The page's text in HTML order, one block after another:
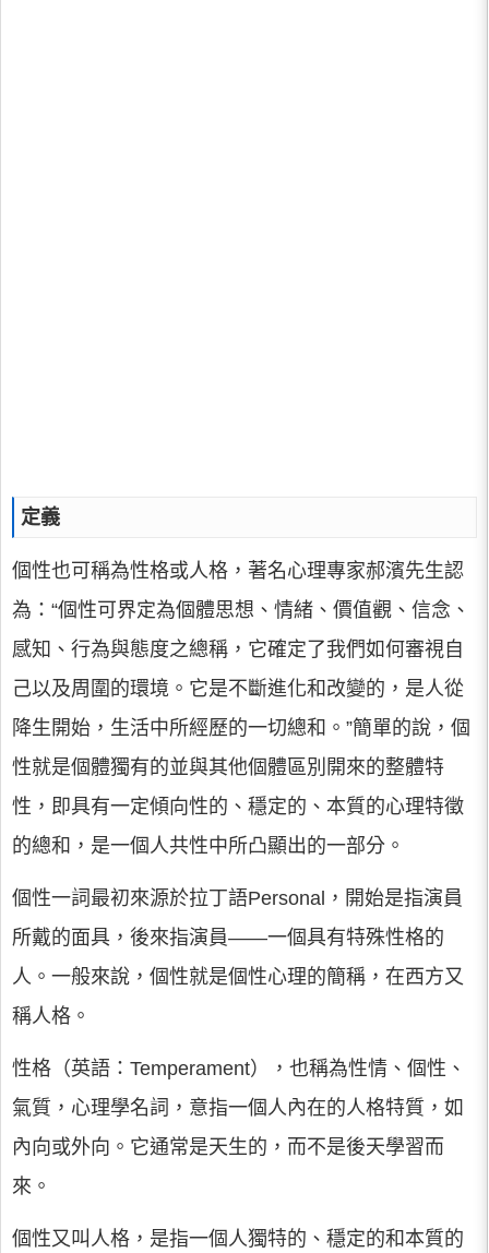
定義
個性也可稱為性格或人格，著名心理專家郝濱先生認
為：“個性可界定為個體思想、情緒、價值觀、信念、
感知、行為與態度之總稱，它確定了我們如何審視自
己以及周圍的環境。它是不斷進化和改變的，是人從
降生開始，生活中所經歷的一切總和。”簡單的說，個
性就是個體獨有的並與其他個體區別開來的整體特
性，即具有一定傾向性的、穩定的、本質的心理特徵
的總和，是一個人共性中所凸顯出的一部分。
個性一詞最初來源於拉丁語Personal，開始是指演員
所戴的面具，後來指演員——一個具有特殊性格的
人。一般來說，個性就是個性心理的簡稱，在西方又
稱人格。
性格（英語：Temperament），也稱為性情、個性、
氣質，心理學名詞，意指一個人內在的人格特質，如
內向或外向。它通常是天生的，而不是後天學習而
來。
個性又叫人格，是指一個人獨特的、穩定的和本質的